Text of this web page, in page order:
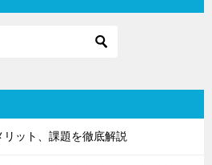
ット、課題を徹底解説